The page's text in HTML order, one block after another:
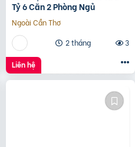
Tỷ 6 Căn 2 Phòng Ngủ
Ngoài Cần Thơ
2 tháng
3
Liên hệ